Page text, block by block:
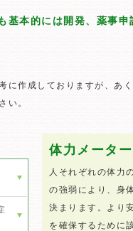
基本的には開発、薬事申
に作成しておりますが、あ
い。
体力メーター
人それぞれの体力
の強弱により、身
決まります。より
を確保するために